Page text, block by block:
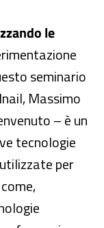
le
seminario
Massimo
– è un
tecnologie
per